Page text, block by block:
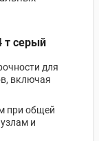
т серый
для
включая
при общей
и